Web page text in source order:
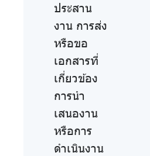
ประสาน
งาน การส่ง
หรือขอ
เอกสารที่
เกี่ยวข้อง
การนำ
เสนองาน
หรือการ
ดำเนินงาน